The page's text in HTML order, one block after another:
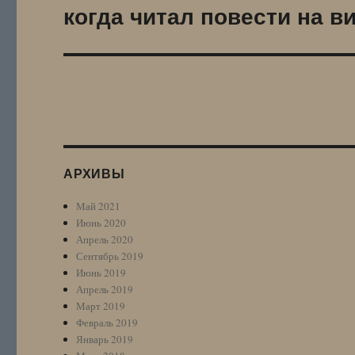
Следующая
запись:
когда читал повести на
АРХИВЫ
Май 2021
Июнь 2020
Апрель 2020
Сентябрь 2019
Июнь 2019
Апрель 2019
Март 2019
Февраль 2019
Январь 2019